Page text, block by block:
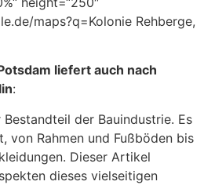
maps?q=Kolonie Rehberge,
liefert auch nach
:
der Bauindustrie. Es
von Rahmen und Fußböden bis
Dieser Artikel
dieses vielseitigen